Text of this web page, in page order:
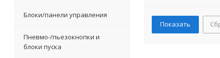
Блоки/панели управления
Пневмо-/пьезокнопки и
блоки пуска